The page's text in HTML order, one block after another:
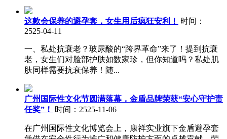
这款会保养的避孕套，女生用后疯狂安利！
时间：
2525-04-11
一、私处抗衰老？玻尿酸的“跨界革命”来了！提到抗衰
老，女生们对脸部护肤如数家珍，但你知道吗？私处肌
肤同样需要抗衰保养！随...
广州国际性文化节圆满落幕，金盾品牌荣获“安心守护责
任奖”！
时间：2525-11-06
在广州国际性文化博览会上，康祥实业旗下金盾避孕套